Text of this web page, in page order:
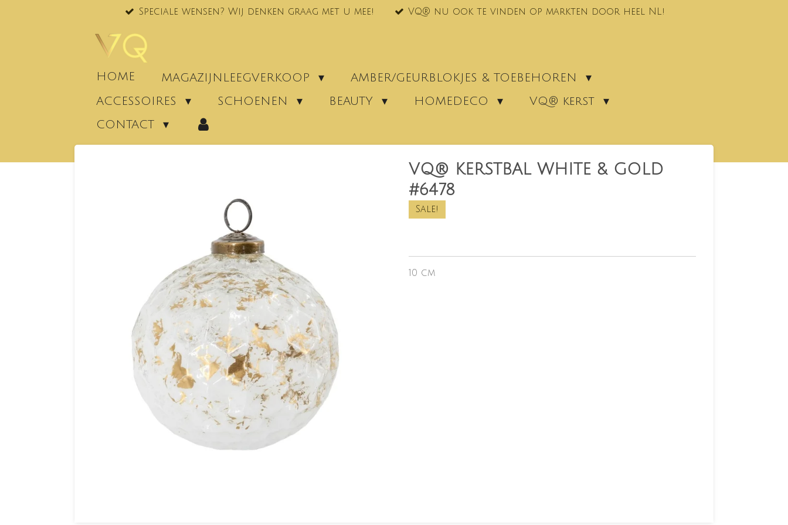
Speciale wensen? Wij denken graag met u mee! VQ® nu ook te vinden op markten door heel NL!
HOME MAGAZIJNLEEGVERKOOP
AMBER/GEURBLOKJES & TOEBEHOREN
ACCESSOIRES
SCHOENEN BEAUTY HOMEDECO
VQ® kerst
CONTACT
VQ® KERSTBAL WHITE & GOLD
#6478
Sale!
10 cm